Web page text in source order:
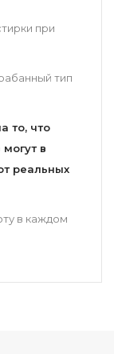
при
тип
то, что
в
реальных
в каждом